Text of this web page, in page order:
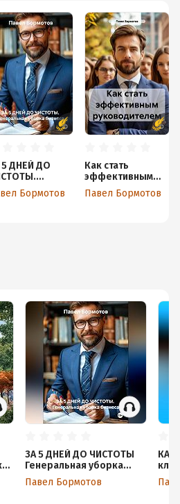
5 ДНЕЙ ДО
бизнеса
Бормотов
Как стать
эффективным
руководителем
Павел Бормотов
ЗА 5 ДНЕЙ ДО ЧИСТОТЫ
Генеральная уборка
бизнеса
Павел Бормотов